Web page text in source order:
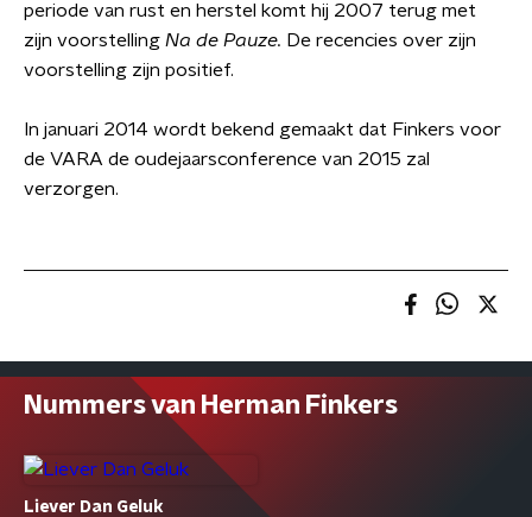
periode van rust en herstel komt hij 2007 terug met
zijn voorstelling Na de Pauze. De recencies over zijn
voorstelling zijn positief.
In januari 2014 wordt bekend gemaakt dat Finkers voor
de VARA de oudejaarsconference van 2015 zal
verzorgen.
Nummers van Herman Finkers
Liever Dan Geluk